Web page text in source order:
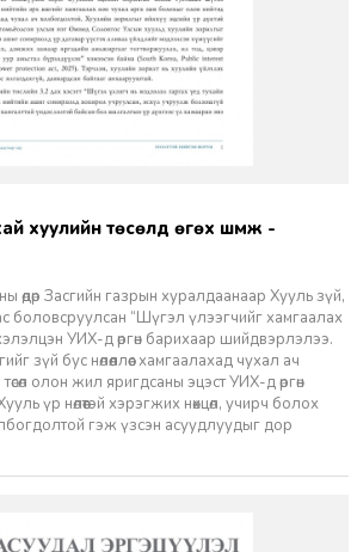
Засгийн газрын хуралдаанаар Хууль зүй,
боловсруулсан “Шүгэл үлээгчийг хамгаалах
УИХ-д өргөн барихаар шийдвэрлэлээ.
зүй бус нөлөөллөөс хамгаалахад чухал ач
олон жил яригдсаны эцэст УИХ-д өргөн
үр нөлөөтэй хэрэгжих нөхцөл, учирч болох
гэж үзсэн асуудлуудыг дор